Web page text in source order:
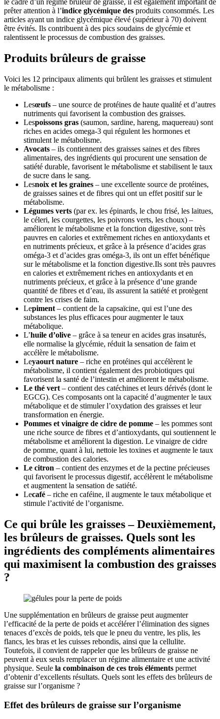
le cadre d’un régime brûleur de graisse, il est également important de
prêter attention à l’indice glycémique des produits consommés. Les
articles ayant un indice glycémique élevé (supérieur à 70) doivent
être évités. Ils contribuent à des pics soudains de glycémie et
ralentissent le processus de combustion des graisses.
Produits brûleurs de graisse
Voici les 12 principaux aliments qui brûlent les graisses et stimulent
le métabolisme :
Lesœufs – une source de protéines de haute qualité et d’autres
nutriments qui favorisent la combustion des graisses.
Lespoissons gras (saumon, sardine, hareng, maquereau) sont
riches en acides omega-3 qui régulent les hormones et
stimulent le métabolisme.
Avocats – ils contiennent des graisses saines et des fibres
alimentaires, des ingrédients qui procurent une sensation de
satiété durable, favorisent le métabolisme et stabilisent le taux
de sucre dans le sang.
Lesnoix et les graines – une excellente source de protéines,
de graisses saines et de fibres qui ont un effet positif sur le
métabolisme.
Légumes verts (par ex. les épinards, le chou frisé, les laitues,
le céleri, les courgettes, les poivrons verts, les choux) –
améliorent le métabolisme et la fonction digestive, sont très
pauvres en calories et extrêmement riches en antioxydants et
en nutriments précieux, et grâce à la présence d’acides gras
oméga-3 et d’acides gras oméga-3, ils ont un effet bénéfique
sur le métabolisme et la fonction digestive.Ils sont très pauvres
en calories et extrêmement riches en antioxydants et en
nutriments précieux, et grâce à la présence d’une grande
quantité de fibres et d’eau, ils assurent la satiété et protègent
contre les crises de faim.
Lepiment – contient de la capsaïcine, qui est l’une des
substances les plus efficaces pour augmenter le taux
métabolique.
L’huile d’olive – grâce à sa teneur en acides gras insaturés,
elle normalise la glycémie, réduit la sensation de faim et
accélère le métabolisme.
Leyaourt nature – riche en protéines qui accélèrent le
métabolisme, il contient également des probiotiques qui
favorisent la santé de l’intestin et améliorent le métabolisme.
Le thé vert – contient des catéchines et leurs dérivés (dont le
EGCG). Ces composants ont la capacité d’augmenter le taux
métabolique et de stimuler l’oxydation des graisses et leur
transformation en énergie.
Pommes et vinaigre de cidre de pomme – les pommes sont
une riche source de fibres et d’antioxydants, qui soutiennent le
métabolisme et améliorent la digestion. Le vinaigre de cidre
de pomme, quant à lui, nettoie les toxines et augmente le taux
de combustion des calories.
Le citron – contient des enzymes et de la pectine précieuses
qui favorisent le processus digestif, accélèrent le métabolisme
et augmentent la sensation de satiété.
Lecafé – riche en caféine, il augmente le taux métabolique et
stimule l’activité de l’organisme.
Ce qui brûle les graisses – Deuxièmement,
les brûleurs de graisses. Quels sont les
ingrédients des compléments alimentaires
qui maximisent la combustion des graisses
?
Une supplémentation en brûleurs de graisse peut augmenter
l’efficacité de la perte de poids et accélérer l’élimination des signes
tenaces d’excès de poids, tels que le pneu du ventre, les plis, les
flancs, les bras et les cuisses rebondis, ainsi que la cellulite.
Toutefois, il convient de rappeler que les brûleurs de graisse ne
peuvent à eux seuls remplacer un régime alimentaire et une activité
physique. Seule la combinaison de ces trois éléments permet
d’obtenir d’excellents résultats. Quels sont les effets des brûleurs de
graisse sur l’organisme ?
Effet des brûleurs de graisse sur l’organisme